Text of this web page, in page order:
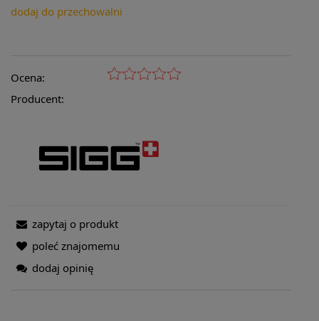
dodaj do przechowalni
Ocena:
Producent:
zapytaj o produkt
poleć znajomemu
dodaj opinię